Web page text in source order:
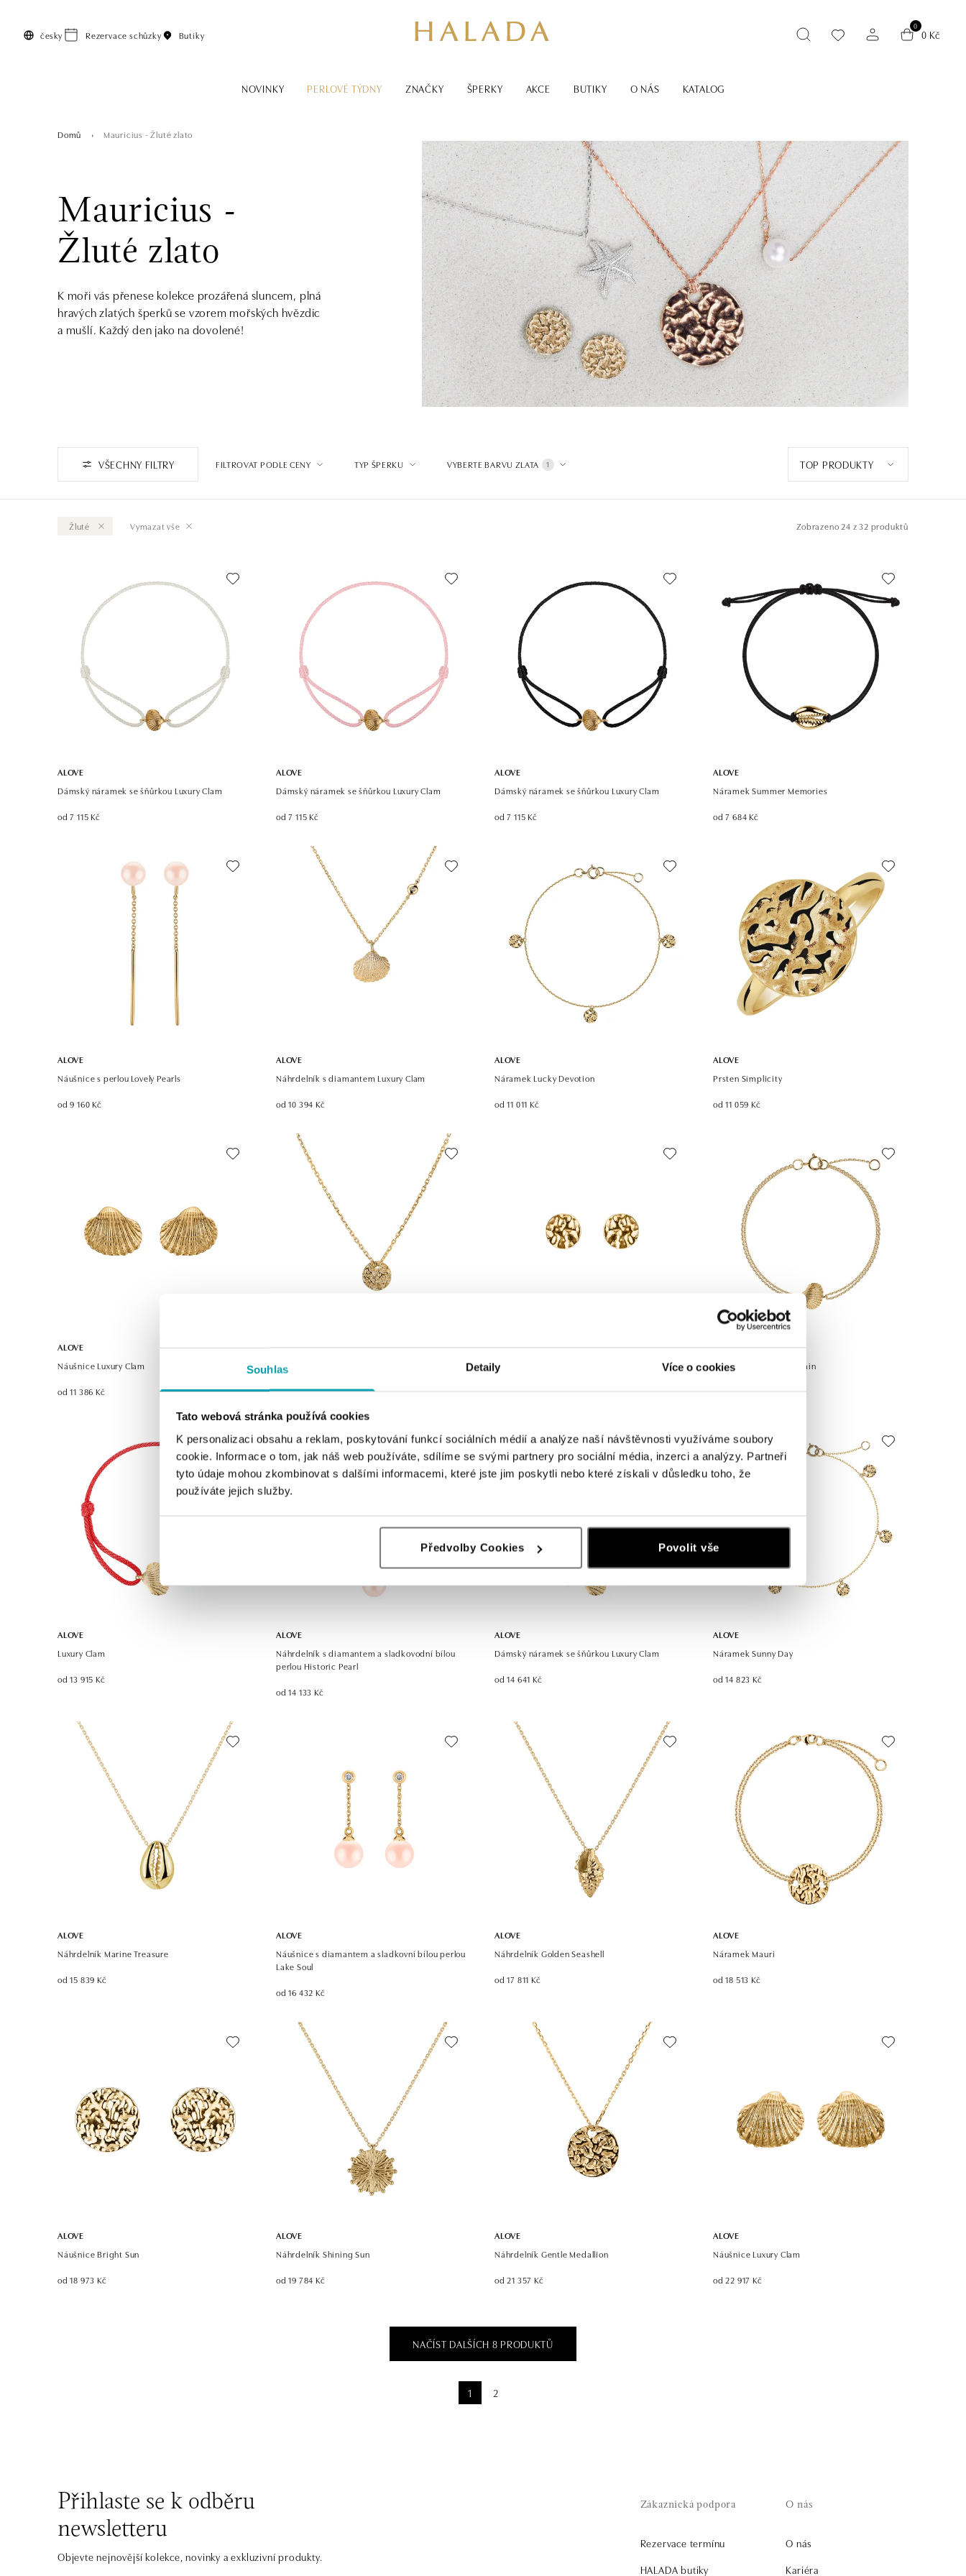
Souhlas Detaily Více o cookies
Tato webová stránka používá cookies
K personalizaci obsahu a reklam, poskytování funkcí sociálních médií a analýze naší návštěvnosti využíváme soubory
cookie. Informace o tom, jak náš web používáte, sdílíme se svými partnery pro sociální média, inzerci a analýzy. Partneři
tyto údaje mohou zkombinovat s dalšími informacemi, které jste jim poskytli nebo které získali v důsledku toho, že
používáte jejich služby.
Předvolby Cookies Povolit vše
česky Rezervace schůzky Butiky
0
0 Kč
NOVINKY PERLOVÉ TÝDNY ZNAČKY ŠPERKY AKCE BUTIKY O NÁS KATALOG
Domů Mauricius - Žluté zlato
Mauricius -
Žluté zlato
K moři vás přenese kolekce prozářená sluncem, plná
hravých zlatých šperků se vzorem mořských hvězdic
a mušlí. Každý den jako na dovolené!
VŠECHNY FILTRY FILTROVAT PODLE CENY TYP ŠPERKU VYBERTE BARVU ZLATA 1 TOP PRODUKTY
Žluté Vymazat vše Zobrazeno24 z 32 produktů
ALOVE
Dámský náramek se šňůrkou Luxury Clam
od 7 115 Kč
ALOVE
Dámský náramek se šňůrkou Luxury Clam
od 7 115 Kč
ALOVE
Dámský náramek se šňůrkou Luxury Clam
od 7 115 Kč
ALOVE
Náramek Summer Memories
od 7 684 Kč
ALOVE
Náušnice s perlou Lovely Pearls
od 9 160 Kč
ALOVE
Náhrdelník s diamantem Luxury Clam
od 10 394 Kč
ALOVE
Náramek Lucky Devotion
od 11 011 Kč
ALOVE
Prsten Simplicity
od 11 059 Kč
ALOVE
Náušnice Luxury Clam
od 11 386 Kč
Náhrdelník Gentle Medallion
od 11 556 Kč
Náušnice Bright Sun
Náramek Sparkling Chain
ALOVE
Luxury Clam
od 13 915 Kč
ALOVE
Náhrdelník s diamantem a sladkovodní bílou
perlou Historic Pearl
od 14 133 Kč
ALOVE
Dámský náramek se šňůrkou Luxury Clam
od 14 641 Kč
ALOVE
Náramek Sunny Day
od 14 823 Kč
ALOVE
Náhrdelník Marine Treasure
od 15 839 Kč
ALOVE
Náušnice s diamantem a sladkovní bílou perlou
Lake Soul
od 16 432 Kč
ALOVE
Náhrdelník Golden Seashell
od 17 811 Kč
ALOVE
Náramek Mauri
od 18 513 Kč
ALOVE
Náušnice Bright Sun
od 18 973 Kč
ALOVE
Náhrdelník Shining Sun
od 19 784 Kč
ALOVE
Náhrdelník Gentle Medallion
od 21 357 Kč
ALOVE
Náušnice Luxury Clam
od 22 917 Kč
NAČÍST DALŠÍCH 8 PRODUKTŮ
1 2
Přihlaste se k odběru
newsletteru
Objevte nejnovější kolekce, novinky a exkluzivní produkty.
Zákaznická podpora
Rezervace termínu
HALADA butiky
O nás
O nás
Kariéra